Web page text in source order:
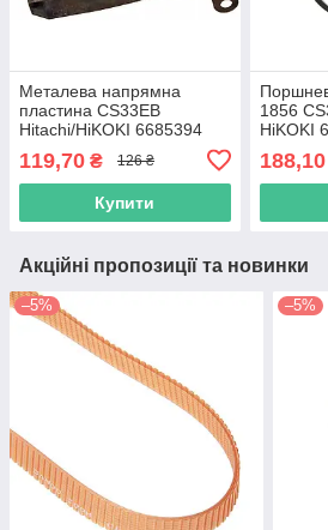
Металева напрямна
пластина CS33EB
Hitachi/HiKOKI 6685394
119,70 ₴ 126 ₴
Купити
1856
HiKOKI
188,10
Акційні пропозиції та новинки
–5% –5%